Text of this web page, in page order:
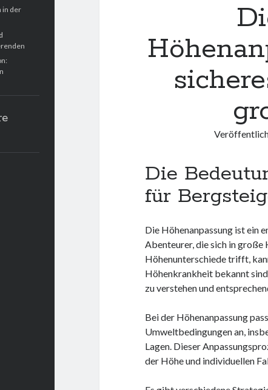
in der
Die
für
Die Höhenanpassung ist ein
Abenteurer, die sich in große
Höhenunterschiede trifft,
Höhenkrankheit bekannt
zu verstehen und
Bei der Höhenanpassung
Umweltbedingungen an,
Lagen. Dieser
der Höhe und individuellen